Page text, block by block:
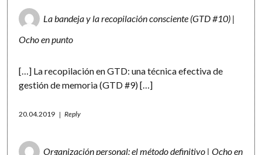
La bandeja y la recopilación consciente (GTD #10) |
Ocho en punto
[…] La recopilación en GTD: una técnica efectiva de
gestión de memoria (GTD #9) […]
20.04.2019 Reply
Organización personal: el método definitivo | Ocho en